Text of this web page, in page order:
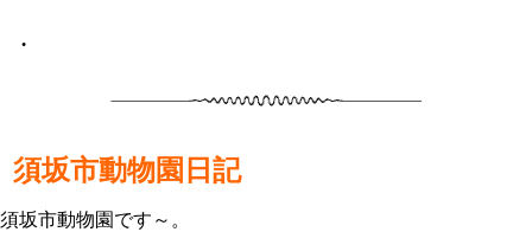
•
須坂市動物園日記
須坂市動物園です～。